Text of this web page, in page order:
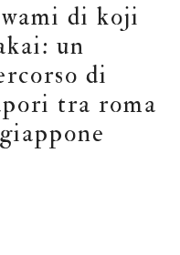
di koji
un
di
tra roma